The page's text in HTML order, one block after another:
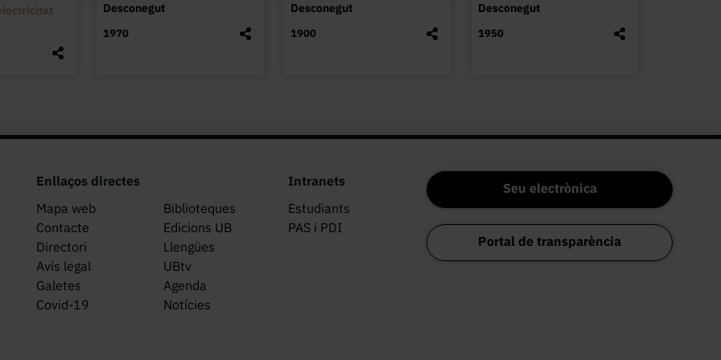
Desconegut
1970
Desconegut
1900
Desconegut
1950
Enllaços directes
Mapa web
Biblioteques
Contacte
Edicions UB
Directori
Llengües
Avís legal
UBtv
Galetes
Agenda
Covid-19
Notícies
Intranets
Estudiants
PAS i PDI
Seu electrònica
Portal de transparència